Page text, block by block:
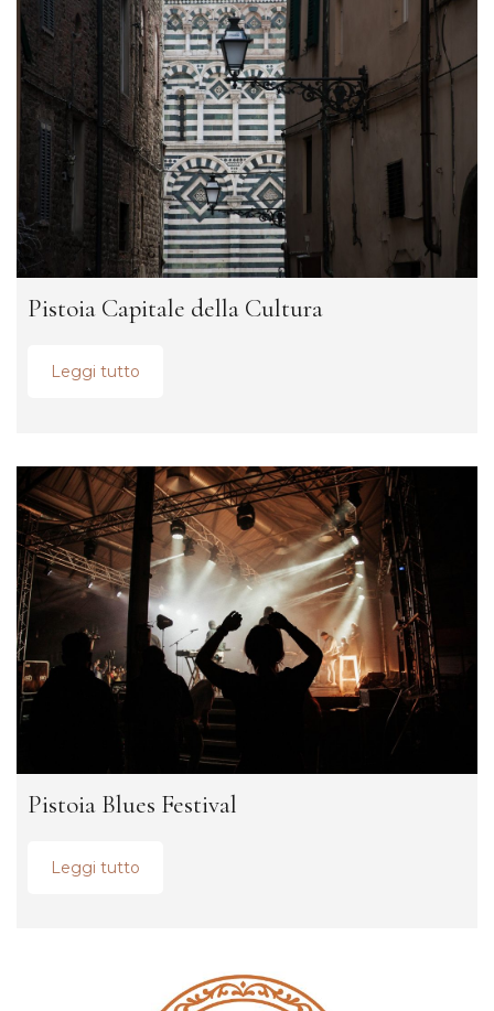
Pistoia Capitale della Cultura
Leggi tutto
Pistoia Blues Festival
Leggi tutto